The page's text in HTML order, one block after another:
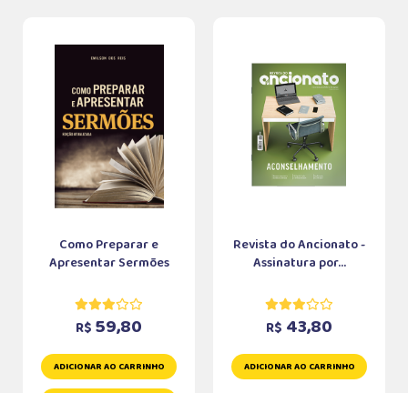
Como Preparar e
Apresentar Sermões
R$ 59,80
ADICIONAR AO CARRINHO
Revista do Ancionato -
Assinatura por...
R$ 43,80
ADICIONAR AO CARRINHO